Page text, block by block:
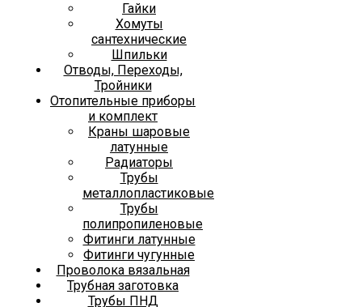
Гайки
Хомуты
сантехнические
Шпильки
Отводы, Переходы,
Тройники
Отопительные приборы
и комплект
Краны шаровые
латунные
Радиаторы
Трубы
металлопластиковые
Трубы
полипропиленовые
Фитинги латунные
Фитинги чугунные
Проволока вязальная
Трубная заготовка
Трубы ПНД